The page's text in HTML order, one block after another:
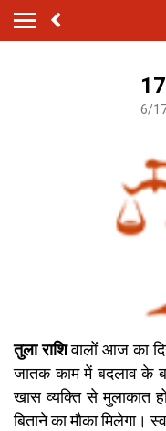
6/
तुला राशिवालों आज का
जातक काम में बदलाव के
खास व्यक्ति से मुलाकात
बिताने का मौका मिलेगा।